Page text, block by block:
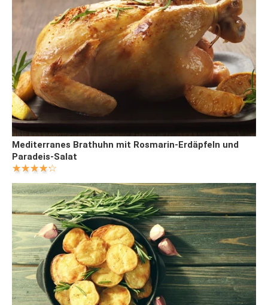
Mediterranes Brathuhn mit Rosmarin-Erdäpfeln und
Paradeis-Salat